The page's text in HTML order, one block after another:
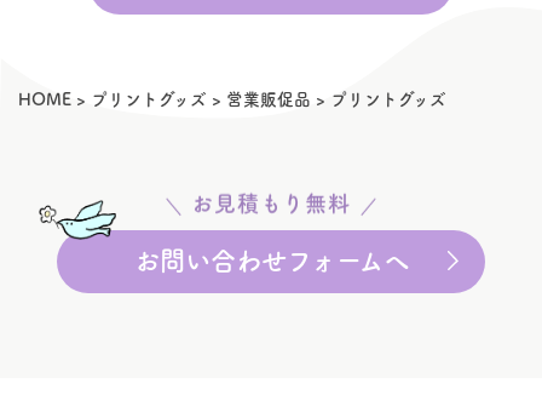
HOME > プリントグッズ > 営業販促品 > プリントグッズ
お見積もり無料
お問い合わせフォームへ